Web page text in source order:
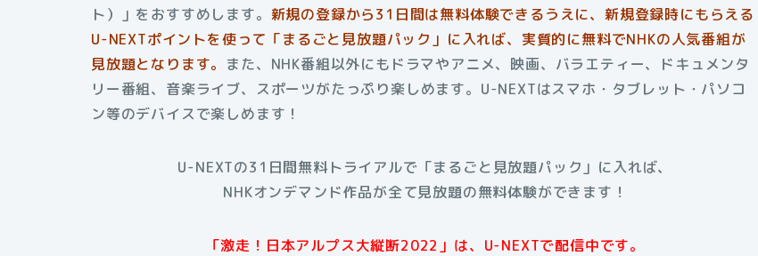
ト）」をおすすめします。 新規の登録から31日間は無料体験できるうえに、新規登録時にもらえる
U-NEXTポイントを使って「まるごと見放題パック」に入れば、実質的に無料でNHKの人気番組が
見放題となります。 また、NHK番組以外にもドラマやアニメ、映画、バラエティー、ドキュメンタ
リー番組、音楽ライブ、スポーツがたっぷり楽しめます。U-NEXTはスマホ・タブレット・パソコ
ン等のデバイスで楽しめます！
U-NEXTの31日間無料トライアルで「まるごと見放題パック」に入れば、
NHKオンデマンド作品が全て見放題の無料体験ができます！
「激走！日本アルプス大縦断2022」は、U-NEXTで配信中です。